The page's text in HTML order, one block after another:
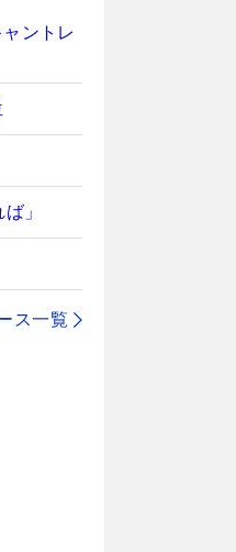
ントレ
」
ス一覧